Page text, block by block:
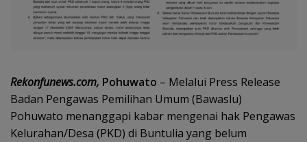
Rekonfunews.com, Pohuwato – Melalui Press Release
Badan Pengawas Pemilihan Umum (Bawaslu)
Pohuwato menanggapi kabar mengenai hak Pengawas
Kelurahan/Desa (PKD) di Buntulia yang belum